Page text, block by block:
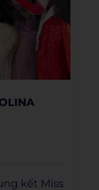
kết Miss